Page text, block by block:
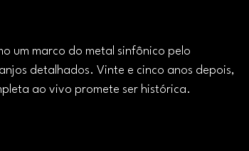
um marco do metal sinfônico pelo
detalhados. Vinte e cinco anos depois,
ao vivo promete ser histórica.